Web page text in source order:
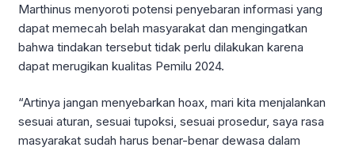
Marthinus menyoroti potensi penyebaran informasi yang
dapat memecah belah masyarakat dan mengingatkan
bahwa tindakan tersebut tidak perlu dilakukan karena
dapat merugikan kualitas Pemilu 2024.
“Artinya jangan menyebarkan hoax, mari kita menjalankan
sesuai aturan, sesuai tupoksi, sesuai prosedur, saya rasa
masyarakat sudah harus benar-benar dewasa dalam